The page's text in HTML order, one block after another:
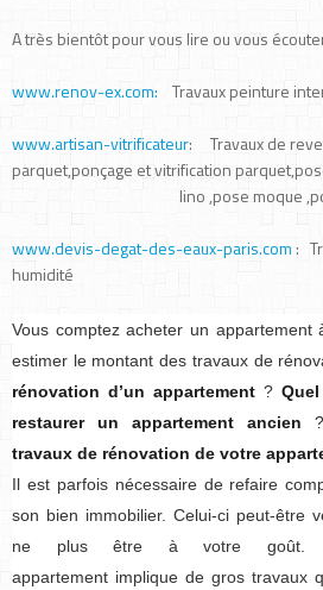
A très bientôt pour vous lire ou vous
www.renov-ex.com: Travaux peinture
www.artisan-vitrificateur: Travaux de
parquet,ponçage et vitrification
lino ,pose moque ,pose
www.devis-degat-des-eaux-paris.com:
humidité
Vous comptez acheter un appartement
estimer le montant des travaux de
rénovation d’un appartement ?
restaurer un appartement ancien
?
travaux de rénovation de votre
Il est parfois nécessaire de refaire
son bien immobilier. Celui-ci peut-être
ne plus être à votre goût.
appartement implique de gros travaux